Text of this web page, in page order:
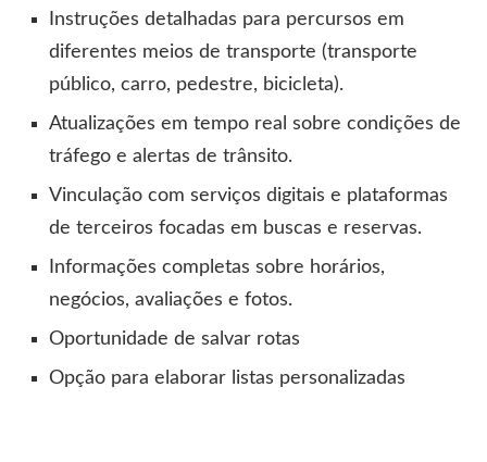
Instruções detalhadas para percursos em
diferentes meios de transporte (transporte
público, carro, pedestre, bicicleta).
Atualizações em tempo real sobre condições de
tráfego e alertas de trânsito.
Vinculação com serviços digitais e plataformas
de terceiros focadas em buscas e reservas.
Informações completas sobre horários,
negócios, avaliações e fotos.
Oportunidade de salvar rotas
Opção para elaborar listas personalizadas